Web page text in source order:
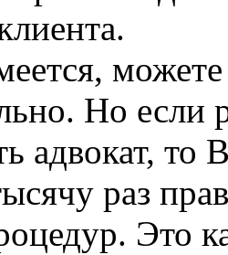
Но если
адвокат, то
раз
Это